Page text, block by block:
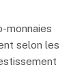
monnaies
selon les